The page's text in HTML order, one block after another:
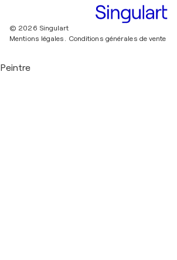
© 2026 Singulart
Mentions légales. Conditions générales de vente
Peintre